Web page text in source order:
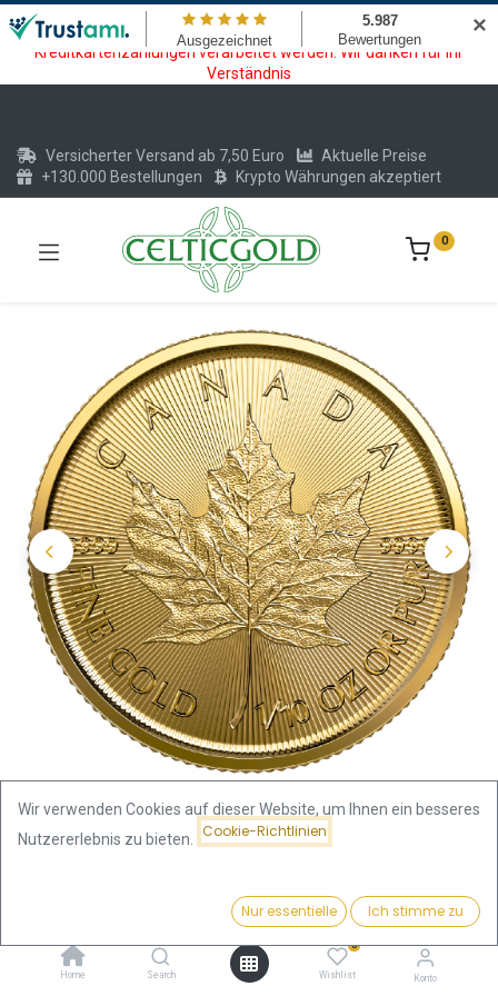
Wartungsarbeiten am Kreditkarten und Krypto Bezahlmodul. In der
Zeit vom 20.07. - 09.08.2026 können keine Krypto oder
Kreditkartenzahlungen verarbeitet werden. Wir danken für Ihr
Verständnis
Preis:
425,53€ Kaufen
Home Search
0
Wishlist Konto
Versicherter Versand ab 7,50 Euro
Aktuelle Preise
+130.000 Bestellungen
Krypto Währungen akzeptiert
0
Maple Leaf 1/10 Unze Goldmünze 2022
Maple Leaf 1/10 Unze Goldmünze
Wir verwenden Cookies auf dieser Website, um Ihnen ein besseres
Nutzererlebnis zu bieten.
Cookie-Richtlinien
Nur essentielle Ich stimme zu
✕